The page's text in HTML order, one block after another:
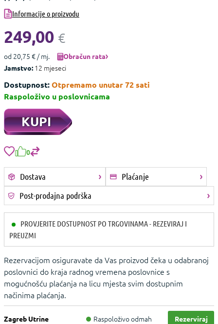
Informacije o proizvodu
249,00 €
od 20,75 € / mj.
Obračun rata
Jamstvo: 12 mjeseci
Dostupnost:Otpremamo unutar 72 sati
Raspoloživo u poslovnicama
KUPI
0
Dostava
Plaćanje
Post-prodajna podrška
PROVJERITE DOSTUPNOST PO TRGOVINAMA - REZEVIRAJ I
PREUZMI
Rezervacijom osiguravate da Vas proizvod čeka u odabranoj
poslovnici do kraja radnog vremena poslovnice s
mogućnošću plaćanja na licu mjesta svim dostupnim
načinima plaćanja.
Zagreb Utrine Raspoloživo odmah Rezerviraj